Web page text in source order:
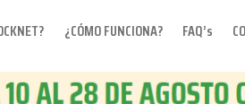
¿CÓMO FUNCIONA? FAQ’s